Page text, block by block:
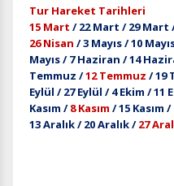
Tur Hareket Tarihleri
15 Mart / 22 Mart / 29 Mart
26 Nisan / 3 Mayıs / 10
Mayıs / 7 Haziran / 14
Temmuz /12 Temmuz / 19
Eylül / 27 Eylül / 4 Ekim / 11
Kasım /8 Kasım / 15 Kasım
13 Aralık / 20 Aralık /27